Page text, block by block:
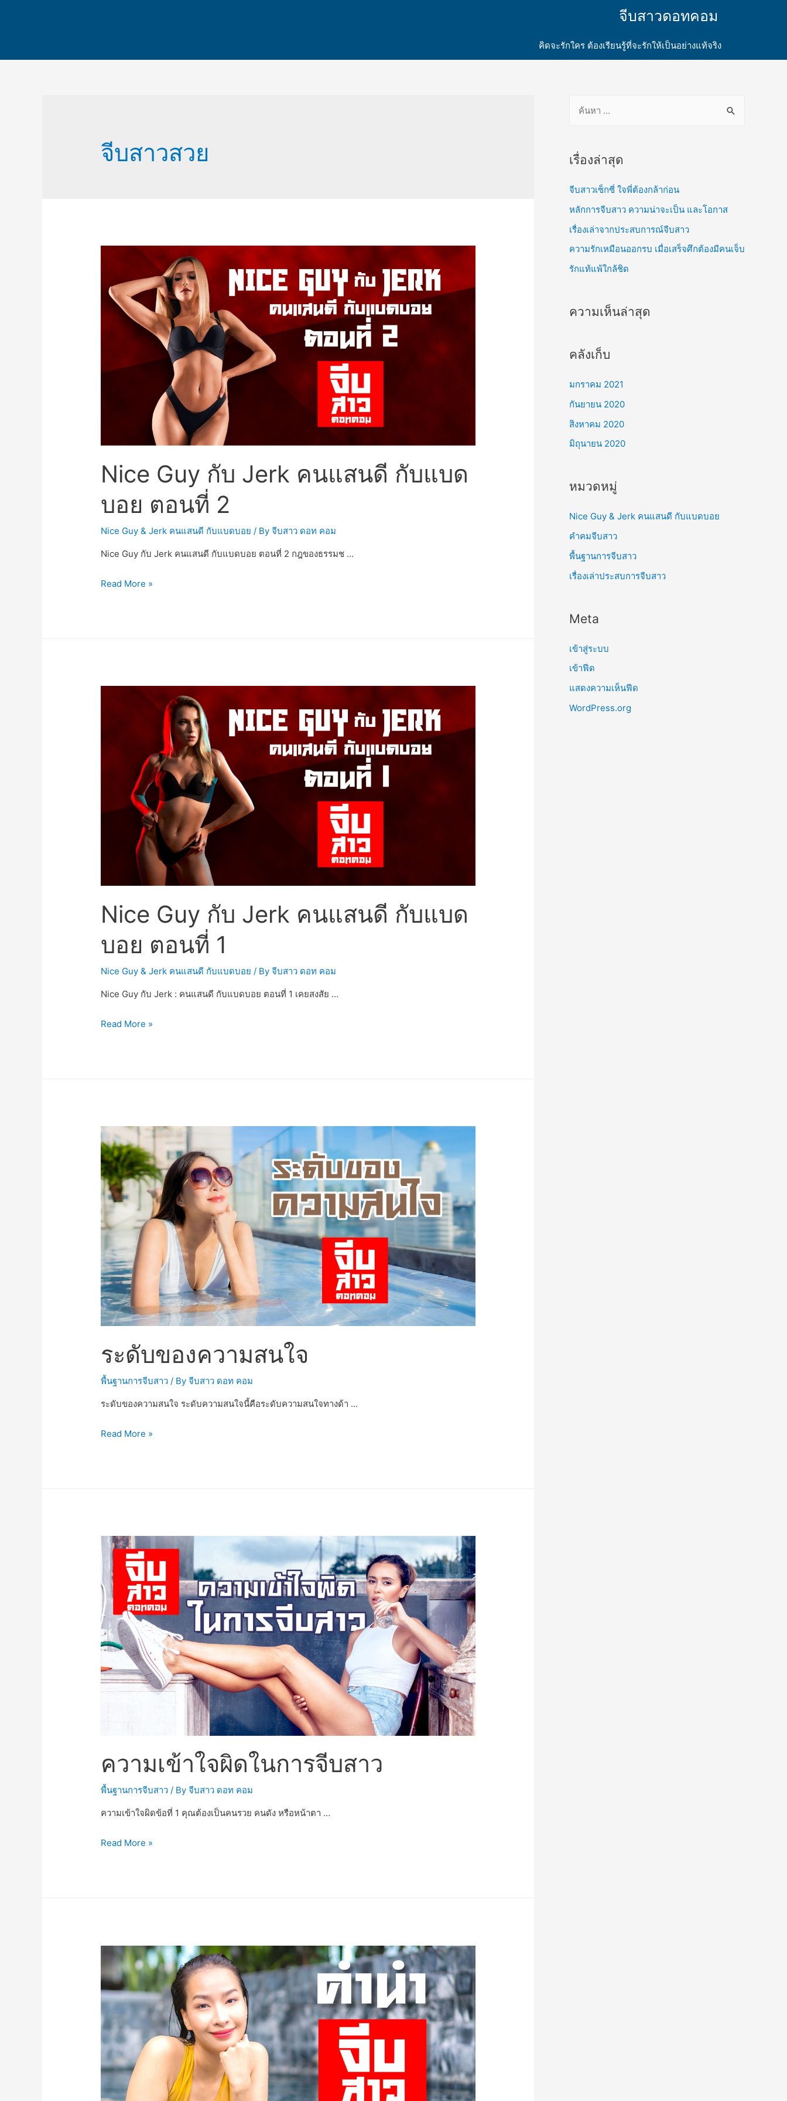
จีบสาวดอทคอม
คิดจะรักใคร ต้องเรียนรู้ที่จะรักให้เป็นอย่างแท้จริง
จีบสาวสวย
Nice Guy กับ Jerk คนแสนดี กับแบด
บอย ตอนที่ 2
Nice Guy & Jerk คนแสนดี กับแบดบอย / By จีบสาว ดอท คอม
Nice Guy กับ Jerk คนแสนดี กับแบดบอย ตอนที่ 2 กฎของธรรมช …
Read More »
Nice Guy กับ Jerk คนแสนดี กับแบด
บอย ตอนที่ 1
Nice Guy & Jerk คนแสนดี กับแบดบอย / By จีบสาว ดอท คอม
Nice Guy กับ Jerk : คนแสนดี กับแบดบอย ตอนที่ 1 เคยสงสัย …
Read More »
ระดับของความสนใจ
พื้นฐานการจีบสาว / By จีบสาว ดอท คอม
ระดับของความสนใจ ระดับความสนใจนี้คือระดับความสนใจทางด้า …
Read More »
ความเข้าใจผิดในการจีบสาว
พื้นฐานการจีบสาว / By จีบสาว ดอท คอม
ความเข้าใจผิดข้อที่ 1 คุณต้องเป็นคนรวย คนดัง หรือหน้าตา …
Read More »
เรื่องล่าสุด
จีบสาวเซ็กซี่ ใจพี่ต้องกล้าก่อน
หลักการจีบสาว ความน่าจะเป็น และโอกาส
เรื่องเล่าจากประสบการณ์จีบสาว
ความรักเหมือนออกรบ เมื่อเสร็จศึกต้องมีคนเจ็บ
รักแท้แพ้ใกล้ชิด
ความเห็นล่าสุด
คลังเก็บ
มกราคม 2021
กันยายน 2020
สิงหาคม 2020
มิถุนายน 2020
หมวดหมู่
Nice Guy & Jerk คนแสนดี กับแบดบอย
คำคมจีบสาว
พื้นฐานการจีบสาว
เรื่องเล่าประสบการจีบสาว
Meta
เข้าสู่ระบบ
เข้าฟีด
แสดงความเห็นฟีด
WordPress.org